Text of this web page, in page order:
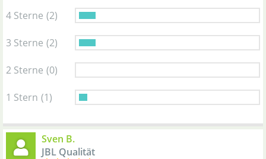
4 Sterne (2)
3 Sterne (2)
2 Sterne (0)
1 Stern (1)
Sven B.
JBL Qualität